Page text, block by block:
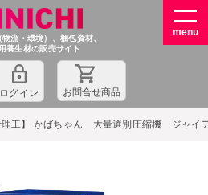
流・環境）、梱包資材、
養生材の販売サイト
ログイン お問合せ商品
理工】 かばちゃん 大量選別圧縮機 ジャイ